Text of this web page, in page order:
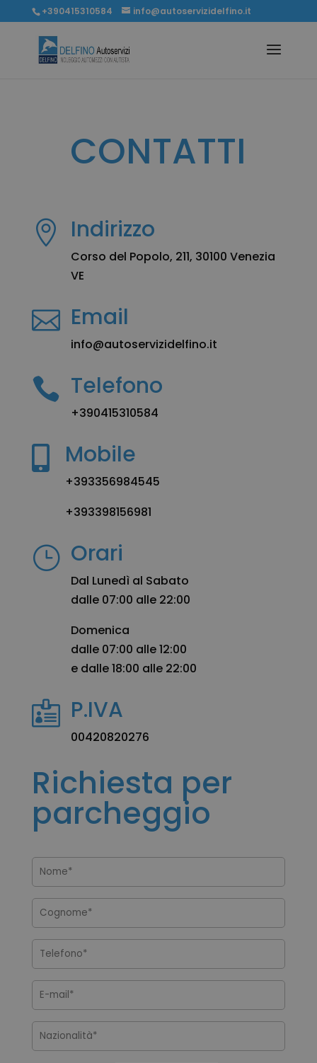
+390415310584 info@autoservizidelfino.it
CONTATTI
 Indirizzo
Corso del Popolo, 211, 30100 Venezia
VE
 Email
info@autoservizidelfino.it
 Telefono
+390415310584
 Mobile
+393356984545
+393398156981
} Orari
Dal Lunedì al Sabato
dalle 07:00 alle 22:00
Domenica
dalle 07:00 alle 12:00
e dalle 18:00 alle 22:00
 P.IVA
00420820276
Richiesta per
parcheggio